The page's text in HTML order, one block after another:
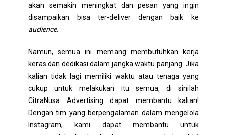
akan semakin meningkat dan pesan yang ingin
disampaikan bisa ter-deliver dengan baik ke
audience.
Namun, semua ini memang membutuhkan kerja
keras dan dedikasi dalam jangka waktu panjang. Jika
kalian tidak lagi memiliki waktu atau tenaga yang
cukup untuk melakukan itu semua, di sinilah
CitraNusa Advertising dapat membantu kalian!
Dengan tim yang berpengalaman dalam mengelola
Instagram, kami dapat membantu untuk